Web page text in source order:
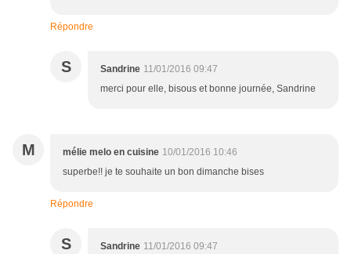
Répondre
S Sandrine 11/01/2016 09:47
merci pour elle, bisous et bonne journée, Sandrine
M mélie melo en cuisine 10/01/2016 10:46
superbe!! je te souhaite un bon dimanche bises
Répondre
S Sandrine 11/01/2016 09:47